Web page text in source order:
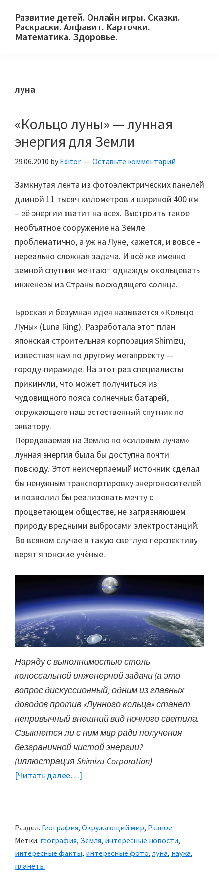
primary
main
primary
Развитие детей. Онлайн игры. Сказки.
Раскраски. Алфавит. Карточки.
Математика. Здоровье.
и
родителей.
луна
«Кольцо луны» — лунная
энергия для Земли
29.06.2010 by Editor Оставьте комментарий
Замкнутая лента из фотоэлектрических панелей
длиной 11 тысяч километров и шириной 400 км
– её энергии хватит на всех. Выстроить такое
необъятное сооружение на Земле
проблематично, а уж на Луне, кажется, и вовсе –
нереально сложная задача. И всё же именно
земной спутник мечтают однажды окольцевать
инженеры из Страны восходящего солнца.
Броская и безумная идея называется «Кольцо
Луны» (Luna Ring). Разработала этот план
японская строительная корпорация Shimizu,
известная нам по другому мегапроекту —
городу-пирамиде. На этот раз специалисты
прикинули, что может получиться из
чудовищного пояса солнечных батарей,
окружающего наш естественный спутник по
экватору.
Передаваемая на Землю по «силовым лучам»
лунная энергия была бы доступна почти
повсюду. Этот неисчерпаемый источник сделал
бы ненужным транспортировку энергоносителей
и позволил бы реализовать мечту о
процветающем обществе, не загрязняющем
природу вредными выбросами электростанций.
Во всяком случае в такую светлую перспективу
верят японские учёные.
Наряду с выполнимостью столь
колоссальной инженерной задачи (а это
вопрос дискуссионный) одним из главных
доводов против «Лунного кольца» станет
непривычный внешний вид ночного светила.
Свыкнется ли с ним мир ради получения
безграничной чистой энергии?
(иллюстрация Shimizu Corporation)
[Читать далее…]
лунная
энергия
для
Раздел: География, Окружающий мир, Разное
Метки: география, Земля, интересные новости,
интересные факты, интересные фото, луна, наука,
планеты